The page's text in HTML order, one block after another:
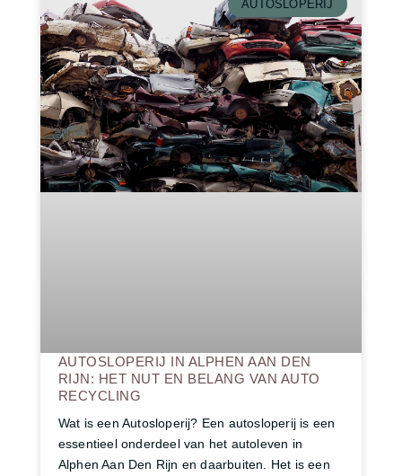
AUTOSLOPERIJ
AUTOSLOPERIJ IN ALPHEN AAN DEN
RIJN: HET NUT EN BELANG VAN AUTO
RECYCLING
Wat is een Autosloperij? Een autosloperij is een
essentieel onderdeel van het autoleven in
Alphen Aan Den Rijn en daarbuiten. Het is een